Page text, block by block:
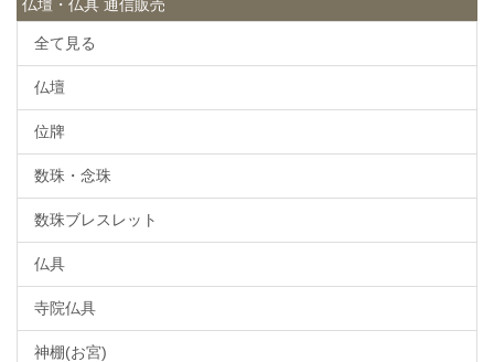
仏壇・仏具 通信販売
全て見る
仏壇
位牌
数珠・念珠
数珠ブレスレット
仏具
寺院仏具
神棚(お宮)